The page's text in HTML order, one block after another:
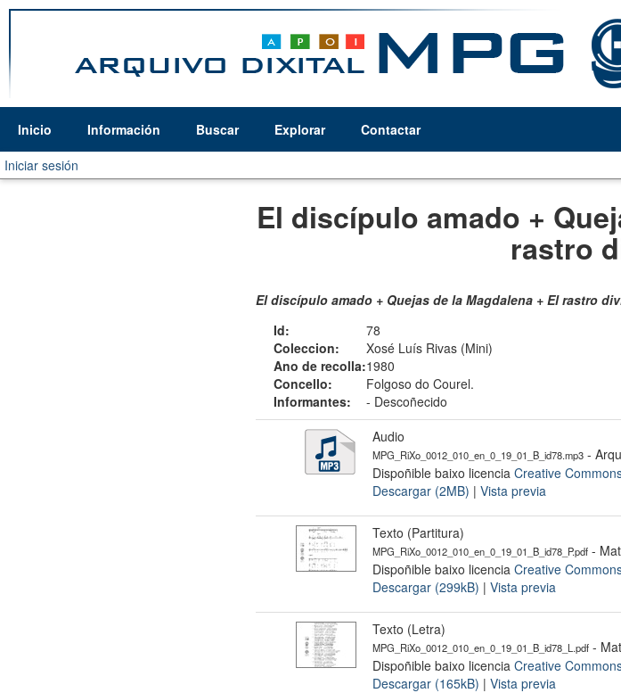
Inicio Información Buscar Explorar
Contactar
Iniciar sesión
El discípulo amado +
rastro
El discípulo amado + Quejas de la Magdalena + El rastro
Id:
78
Coleccion:
Xosé Luís Rivas (Mini)
Ano de recolla:1980
Concello:
Folgoso do Courel.
Informantes:
- Descoñecido
Audio
MPG_RiXo_0012_010_en_0_19_01_B_id78.mp3 -
Dispoñible baixo licencia Creative
Descargar (2MB) | Vista previa
Texto (Partitura)
MPG_RiXo_0012_010_en_0_19_01_B_id78_P.pdf -
Dispoñible baixo licencia Creative
Descargar (299kB) | Vista previa
Texto (Letra)
MPG_RiXo_0012_010_en_0_19_01_B_id78_L.pdf -
Dispoñible baixo licencia Creative
Descargar (165kB) | Vista previa